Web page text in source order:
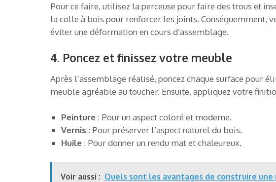
Pour ce faire, utilisez la perceuse pour faire des trous et
la colle à bois pour renforcer les joints. Conséquemment,
éviter une déformation en cours d’assemblage.
4. Poncez et finissez votre meuble
Après l’assemblage réalisé, poncez chaque surface pour
meuble agréable au toucher. Ensuite, appliquez votre
Peinture : Pour un aspect coloré et moderne.
Vernis : Pour préserver l’aspect naturel du bois.
Huile : Pour donner un rendu mat et chaleureux.
Voir aussi : Quels sont les avantages de construire une